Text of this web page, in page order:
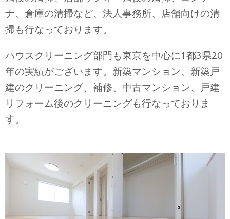
ナ、倉庫の清掃など、法人事務所、店舗向けの清
掃も行なっております。
ハウスクリーニング部門も東京を中心に1都3県20
年の実績がございます。 新築マンション、新築戸
建のクリーニング、補修、中古マンション、戸建
リフォーム後のクリーニングも行なっておりま
す。